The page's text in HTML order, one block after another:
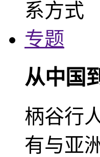
专题
从中国
柄谷行
有与亚